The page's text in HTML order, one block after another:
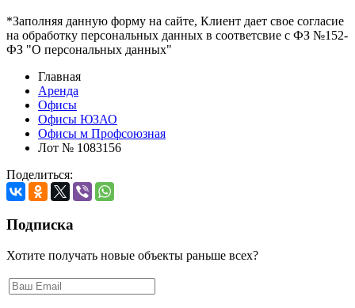
*Заполняя данную форму на сайте, Клиент дает свое согласие
на обработку персональных данных в соответсвие с ФЗ №152-
ФЗ "О персональных данных"
Главная
Аренда
Офисы
Офисы ЮЗАО
Офисы м Профсоюзная
Лот № 1083156
Поделиться:
Подписка
Хотите получать новые объекты раньше всех?